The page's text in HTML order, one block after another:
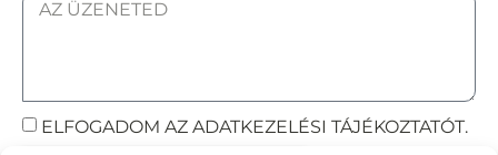
ELFOGADOM AZ ADATKEZELÉSI TÁJÉKOZTATÓT.